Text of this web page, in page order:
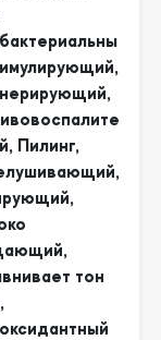
Пилинг,
тон